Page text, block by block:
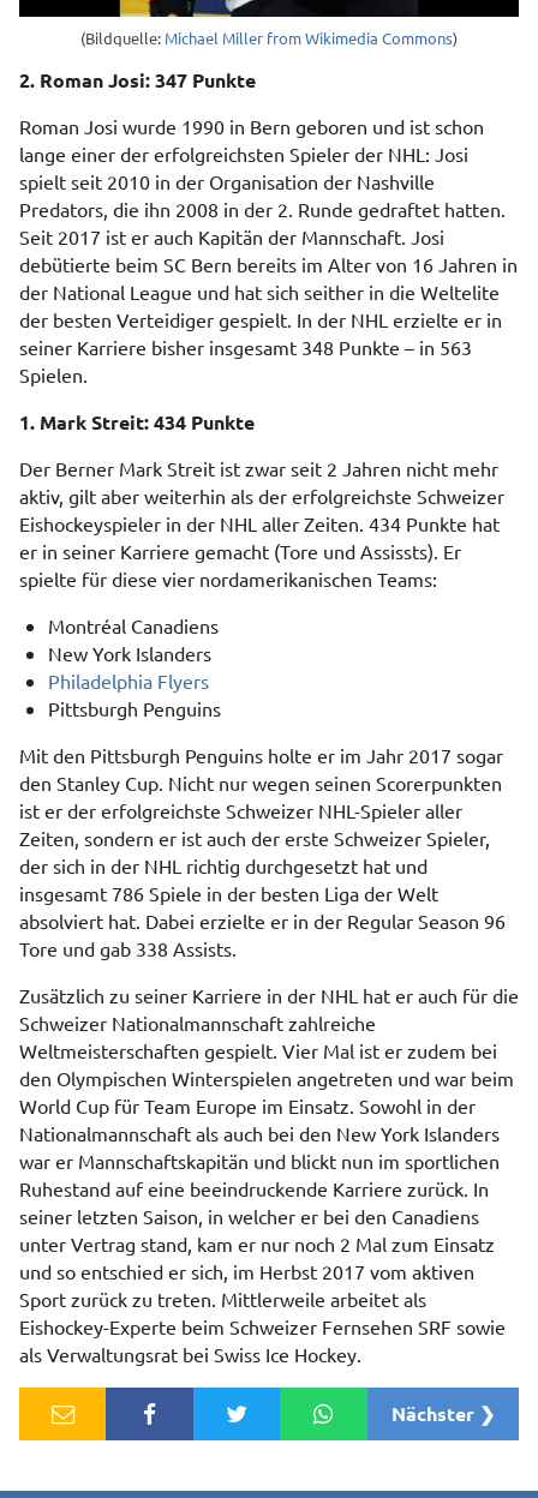
(Bildquelle: Michael Miller from Wikimedia Commons)
2. Roman Josi: 347 Punkte
Roman Josi wurde 1990 in Bern geboren und ist schon
lange einer der erfolgreichsten Spieler der NHL: Josi
spielt seit 2010 in der Organisation der Nashville
Predators, die ihn 2008 in der 2. Runde gedraftet hatten.
Seit 2017 ist er auch Kapitän der Mannschaft. Josi
debütierte beim SC Bern bereits im Alter von 16 Jahren in
der National League und hat sich seither in die Weltelite
der besten Verteidiger gespielt. In der NHL erzielte er in
seiner Karriere bisher insgesamt 348 Punkte – in 563
Spielen.
1. Mark Streit: 434 Punkte
Der Berner Mark Streit ist zwar seit 2 Jahren nicht mehr
aktiv, gilt aber weiterhin als der erfolgreichste Schweizer
Eishockeyspieler in der NHL aller Zeiten. 434 Punkte hat
er in seiner Karriere gemacht (Tore und Assissts). Er
spielte für diese vier nordamerikanischen Teams:
Montréal Canadiens
New York Islanders
Philadelphia Flyers
Pittsburgh Penguins
Mit den Pittsburgh Penguins holte er im Jahr 2017 sogar
den Stanley Cup. Nicht nur wegen seinen Scorerpunkten
ist er der erfolgreichste Schweizer NHL-Spieler aller
Zeiten, sondern er ist auch der erste Schweizer Spieler,
der sich in der NHL richtig durchgesetzt hat und
insgesamt 786 Spiele in der besten Liga der Welt
absolviert hat. Dabei erzielte er in der Regular Season 96
Tore und gab 338 Assists.
Zusätzlich zu seiner Karriere in der NHL hat er auch für die
Schweizer Nationalmannschaft zahlreiche
Weltmeisterschaften gespielt. Vier Mal ist er zudem bei
den Olympischen Winterspielen angetreten und war beim
World Cup für Team Europe im Einsatz. Sowohl in der
Nationalmannschaft als auch bei den New York Islanders
war er Mannschaftskapitän und blickt nun im sportlichen
Ruhestand auf eine beeindruckende Karriere zurück. In
seiner letzten Saison, in welcher er bei den Canadiens
unter Vertrag stand, kam er nur noch 2 Mal zum Einsatz
und so entschied er sich, im Herbst 2017 vom aktiven
Sport zurück zu treten. Mittlerweile arbeitet als
Eishockey-Experte beim Schweizer Fernsehen SRF sowie
als Verwaltungsrat bei Swiss Ice Hockey.
Nächster ❯